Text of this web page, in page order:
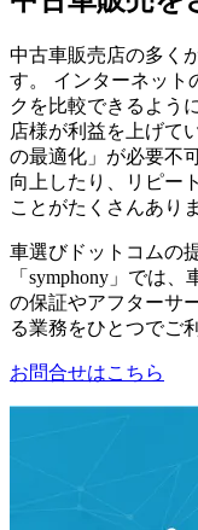
中古車販売店の多く
す。 インターネット
クを比較できるよう
店様が利益を上げて
の最適化」が必要不
向上したり、リピー
ことがたくさんあり
車選びドットコムの
「symphony」では
の保証やアフターサ
る業務をひとつでご
お問合せはこちら